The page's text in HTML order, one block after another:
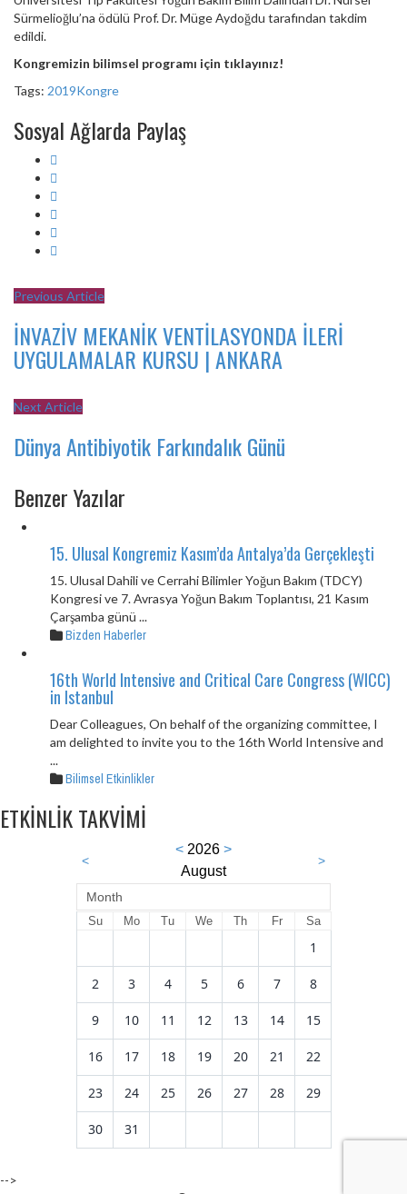
Sürmelioğlu’na ödülü Prof. Dr. Müge Aydoğdu tarafından takdim
edildi.
Kongremizin bilimsel programı için tıklayınız!
Tags: 2019Kongre
Sosyal Ağlarda Paylaş
Previous Article
İNVAZİV MEKANİK VENTİLASYONDA İLERİ
UYGULAMALAR KURSU | ANKARA
Next Article
Dünya Antibiyotik Farkındalık Günü
Benzer Yazılar
15. Ulusal Kongremiz Kasım’da Antalya’da Gerçekleşti
15. Ulusal Dahili ve Cerrahi Bilimler Yoğun Bakım (TDCY)
Kongresi ve 7. Avrasya Yoğun Bakım Toplantısı, 21 Kasım
Çarşamba günü ...
Bizden Haberler
16th World Intensive and Critical Care Congress (WICC)
in Istanbul
Dear Colleagues, On behalf of the organizing committee, I
am delighted to invite you to the 16th World Intensive and
...
Bilimsel Etkinlikler
ETKİNLİK TAKVİMİ
<
< 2026 >
August
>
Month
Su Mo Tu We Th Fr Sa
1
2 3 4 5 6 7 8
9 10 11 12 13 14 15
16 17 18 19 20 21 22
23 24 25 26 27 28 29
30 31
-->